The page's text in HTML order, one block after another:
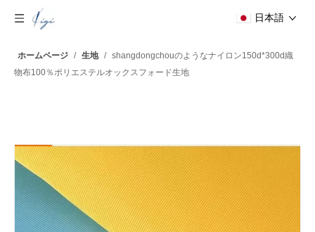
日本語
ホームページ / 生地 / shangdongchouのようなナイロン150d*300d織
物布100％ポリエステルオックスフォード生地